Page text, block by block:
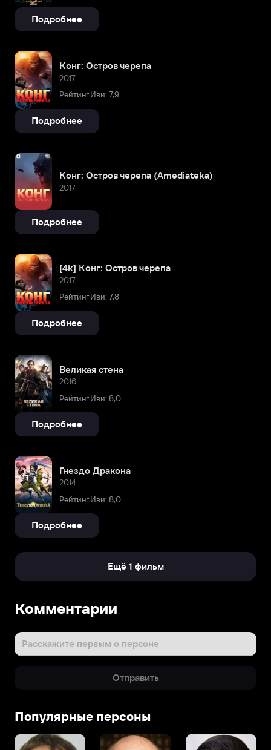
Подробнее
Конг: Остров черепа
2017
Рейтинг Иви: 7,9
Подробнее
Конг: Остров черепа (Amediateka)
2017
Подробнее
[4k] Конг: Остров черепа
2017
Рейтинг Иви: 7,8
Подробнее
Великая стена
2016
Рейтинг Иви: 8,0
Подробнее
Гнездо Дракона
2014
Рейтинг Иви: 8,0
Подробнее
Ещё 1 фильм
Комментарии
Расскажите первым о персоне
Отправить
Популярные персоны